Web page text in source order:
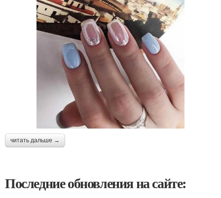
читать дальше →
Последние обновления на сайте: